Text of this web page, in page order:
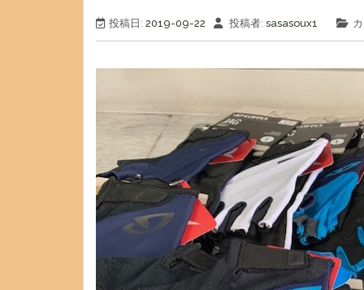
投稿日: 2019-09-22 投稿者: sasasoux1